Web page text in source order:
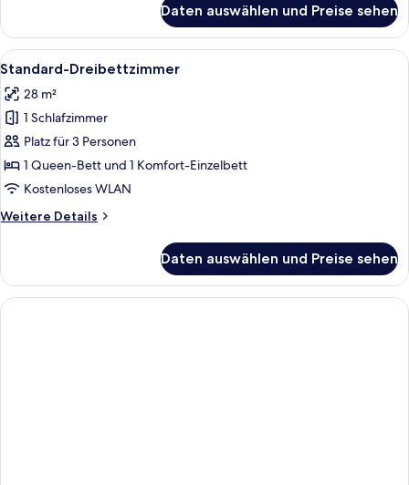
Doppelzimmer
Daten auswählen und Preise sehen
Alle
Fotos
für
Standard-
Dreibettzimmer
anzeigen
Ein Hotelzimmer mit zwei Betten,
5
Standard-Dreibettzimmer
28 m²
1 Schlafzimmer
Platz für 3 Personen
1 Queen-Bett und 1 Komfort-Einzelbett
Kostenloses WLAN
Weitere Details
Weitere
Dreibettzimmer
Daten auswählen und Preise sehen